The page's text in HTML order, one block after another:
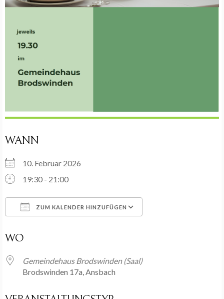
WANN
10. Februar 2026
19:30 - 21:00
ZUM KALENDER HINZUFÜGEN
WO
Gemeindehaus Brodswinden (Saal)
Brodswinden 17a, Ansbach